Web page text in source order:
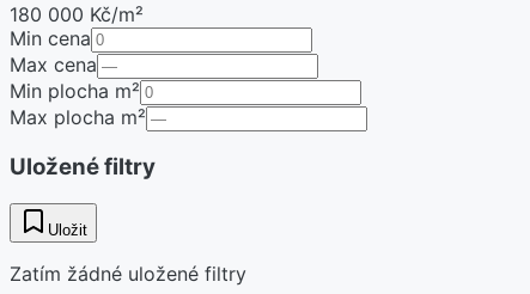
180 000 Kč/m²
Min cena
Max cena
Min plocha m²
Max plocha m²
Uložené filtry
Uložit
Zatím žádné uložené filtry